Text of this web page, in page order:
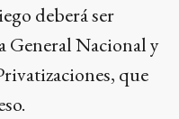
deberá ser
Nacional y
que